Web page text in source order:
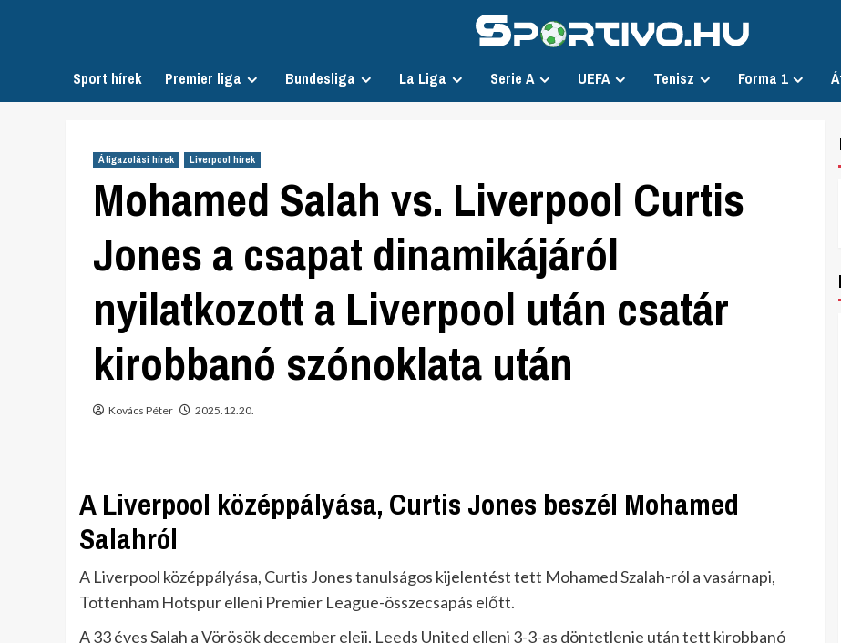
Sport hírek Premier liga Bundesliga La Liga Serie A UEFA Tenisz Forma 1
Átigazolási hírek Liverpool hírek
Mohamed Salah vs. Liverpool Curtis
Jones a csapat dinamikájáról
nyilatkozott a Liverpool után csatár
kirobbanó szónoklata után
Kovács Péter 2025.12.20.
A Liverpool középpályása, Curtis Jones beszél Mohamed
Salahról
A Liverpool középpályása, Curtis Jones tanulságos kijelentést tett Mohamed Szalah-ról a vasárnapi,
Tottenham Hotspur elleni Premier League-összecsapás előtt.
A 33 éves Salah a Vörösök december eleji, Leeds United elleni 3-3-as döntetlenje után tett kirobbanó